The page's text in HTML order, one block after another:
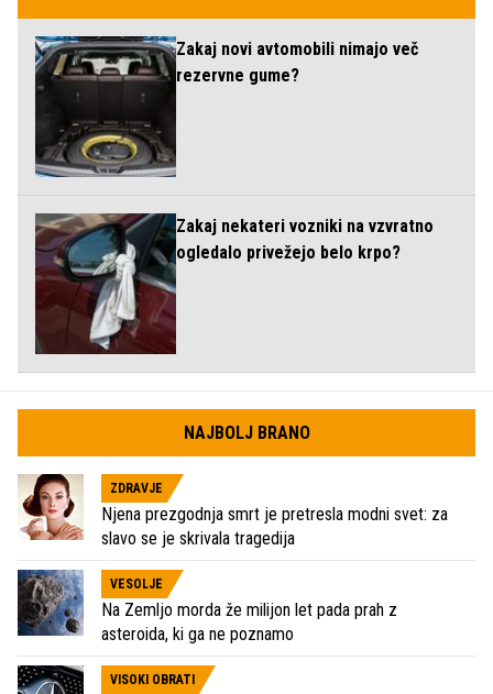
Zakaj novi avtomobili nimajo več
rezervne gume?
Zakaj nekateri vozniki na vzvratno
ogledalo privežejo belo krpo?
NAJBOLJ BRANO
ZDRAVJE
Njena prezgodnja smrt je pretresla modni svet: za
slavo se je skrivala tragedija
VESOLJE
Na Zemljo morda že milijon let pada prah z
asteroida, ki ga ne poznamo
VISOKI OBRATI